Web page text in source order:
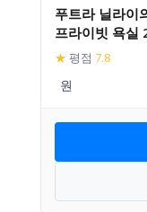
푸트라 닐라이
프라이빗 욕실
★ 평점 7.8